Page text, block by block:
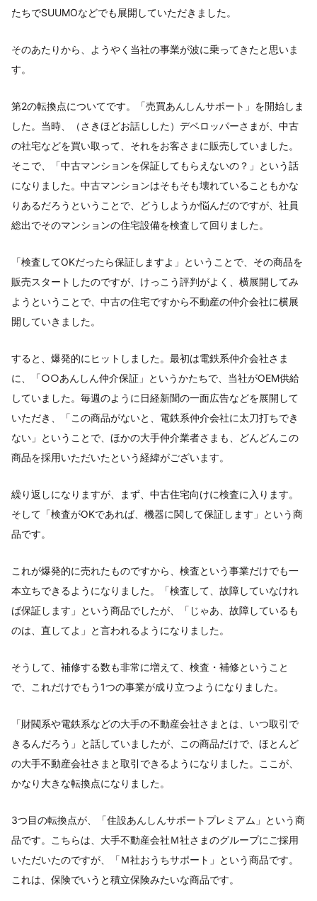
たちでSUUMOなどでも展開していただきました。
そのあたりから、ようやく当社の事業が波に乗ってきたと思いま
す。
第2の転換点についてです。「売買あんしんサポート」を開始しま
した。当時、（さきほどお話しした）デベロッパーさまが、中古
の社宅などを買い取って、それをお客さまに販売していました。
そこで、「中古マンションを保証してもらえないの？」という話
になりました。中古マンションはそもそも壊れていることもかな
りあるだろうということで、どうしようか悩んだのですが、社員
総出でそのマンションの住宅設備を検査して回りました。
「検査してOKだったら保証しますよ」ということで、その商品を
販売スタートしたのですが、けっこう評判がよく、横展開してみ
ようということで、中古の住宅ですから不動産の仲介会社に横展
開していきました。
すると、爆発的にヒットしました。最初は電鉄系仲介会社さま
に、「○○あんしん仲介保証」というかたちで、当社がOEM供給
していました。毎週のように日経新聞の一面広告などを展開して
いただき、「この商品がないと、電鉄系仲介会社に太刀打ちでき
ない」ということで、ほかの大手仲介業者さまも、どんどんこの
商品を採用いただいたという経緯がございます。
繰り返しになりますが、まず、中古住宅向けに検査に入ります。
そして「検査がOKであれば、機器に関して保証します」という商
品です。
これが爆発的に売れたものですから、検査という事業だけでも一
本立ちできるようになりました。「検査して、故障していなけれ
ば保証します」という商品でしたが、「じゃあ、故障しているも
のは、直してよ」と言われるようになりました。
そうして、補修する数も非常に増えて、検査・補修ということ
で、これだけでもう1つの事業が成り立つようになりました。
「財閥系や電鉄系などの大手の不動産会社さまとは、いつ取引で
きるんだろう」と話していましたが、この商品だけで、ほとんど
の大手不動産会社さまと取引できるようになりました。ここが、
かなり大きな転換点になりました。
3つ目の転換点が、「住設あんしんサポートプレミアム」という商
品です。こちらは、大手不動産会社Ｍ社さまのグループにご採用
いただいたのですが、「Ｍ社おうちサポート」という商品です。
これは、保険でいうと積立保険みたいな商品です。